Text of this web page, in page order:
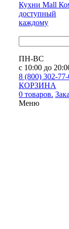
Кухни Mall
доступный
каждому
ПН-ВС
с 10:00 до
8 (800) 302-
КОРЗИНА
0 товаров.
Меню